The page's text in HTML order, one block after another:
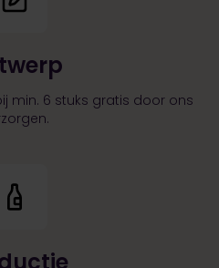
min. 6 stuks gratis door ons